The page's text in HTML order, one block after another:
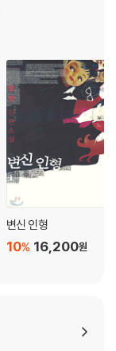
변신 인형
16,200원
10%